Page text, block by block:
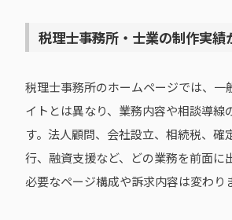
税理士事務所・士業の制作実績
税理士事務所のホームページでは、一
イトとは異なり、業務内容や相談導線
す。法人顧問、会社設立、相続税、確
行、融資支援など、どの業務を前面に
必要なページ構成や訴求内容は変わり